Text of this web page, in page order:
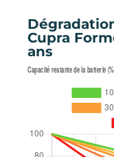
Cupra
ans